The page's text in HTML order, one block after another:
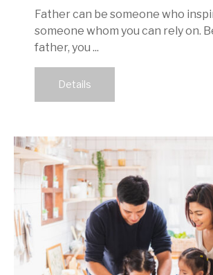
Father can be someone who
someone whom you can rely on.
father, you ...
Details